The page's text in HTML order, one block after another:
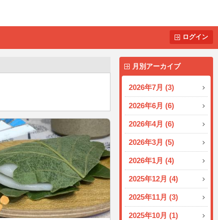
ログイン
月別アーカイブ
2026年7月 (3)
2026年6月 (6)
2026年4月 (6)
2026年3月 (5)
2026年1月 (4)
2025年12月 (4)
2025年11月 (3)
2025年10月 (1)